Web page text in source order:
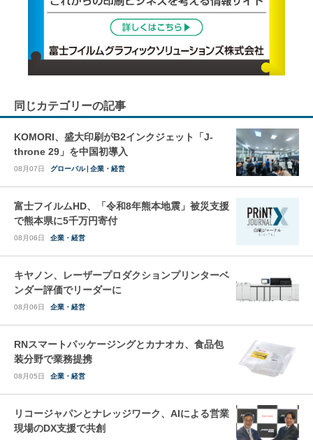
同じカテゴリーの記事
KOMORI、盛大印刷がB2インクジェット「J-
throne 29」を中国初導入
08月07日 グローバル 企業・経営
富士フイルムHD、「令和8年熊本地震」被災支援
で熊本県に5千万円寄付
08月06日 企業・経営
キヤノン、レーザープロダクションプリンターベ
ンダー評価でリーダーに
08月06日 企業・経営
RNスマートパッケージングとカナオカ、食品包
装分野で業務提携
08月05日 企業・経営
リコージャパンとナレッジワーク、AIによる営業
現場のDX支援で共創